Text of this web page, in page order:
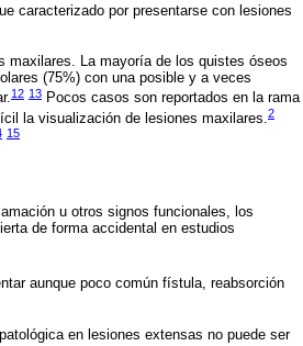
caracterizado por presentarse con lesiones
maxilares. La mayoría de los quistes óseos
(75%) con una posible y a veces
12 13 Pocos casos son reportados en la rama
la visualización de lesiones maxilares. 2
15
u otros signos funcionales, los
de forma accidental en estudios
aunque poco común fístula, reabsorción
en lesiones extensas no puede ser